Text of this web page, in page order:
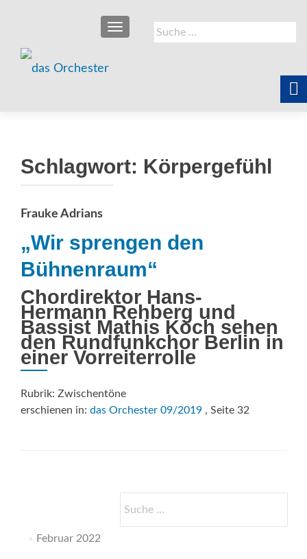
Suche
nach:
SCHALTE NAVIGATION
Schlagwort: Körpergefühl
Frauke Adrians
„Wir sprengen den
Bühnenraum“
Chordirektor Hans-
Hermann Rehberg und
Bassist Mathis Koch sehen
den Rundfunkchor Berlin in
einer Vorreiterrolle
Rubrik: Zwischentöne
erschienen in: das Orchester 09/2019 , Seite 32
nach:
Februar 2022